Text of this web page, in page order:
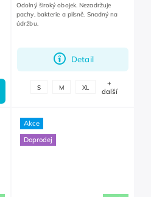
Detail
Odolný široký obojek. Nezadržuje
pachy, bakterie a plísně. Snadný na
údržbu.
S M XL
+
další
Akce
Doprodej